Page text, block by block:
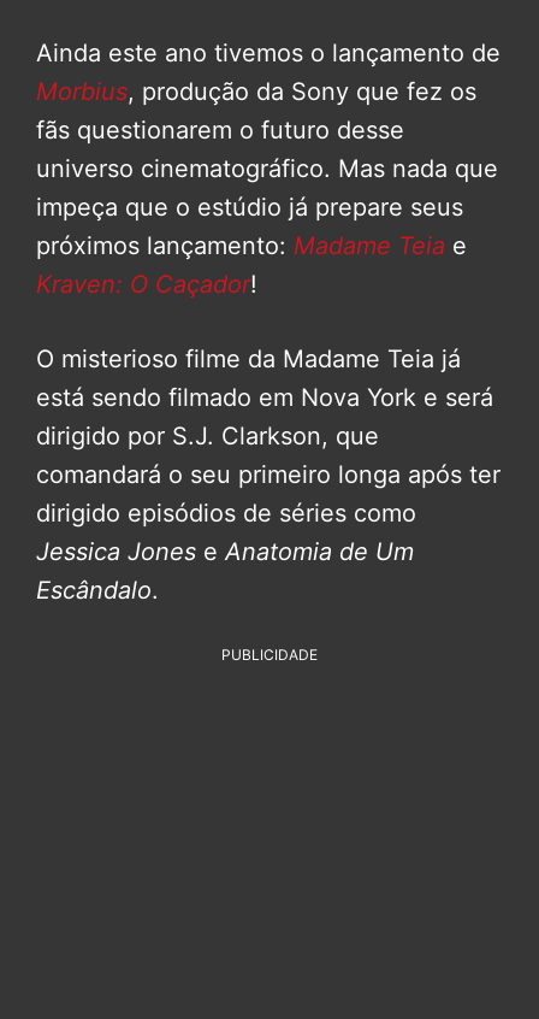
Ainda este ano tivemos o lançamento de
Morbius, produção da Sony que fez os
fãs questionarem o futuro desse
universo cinematográfico. Mas nada que
impeça que o estúdio já prepare seus
próximos lançamento: Madame Teia e
Kraven: O Caçador!
O misterioso filme da Madame Teia já
está sendo filmado em Nova York e será
dirigido por S.J. Clarkson, que
comandará o seu primeiro longa após ter
dirigido episódios de séries como
Jessica Jones eAnatomia de Um
Escândalo.
PUBLICIDADE